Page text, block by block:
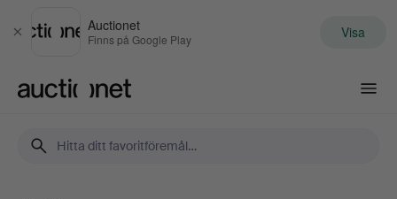
Stäng
Auctionet
Finns på Google Play Visa